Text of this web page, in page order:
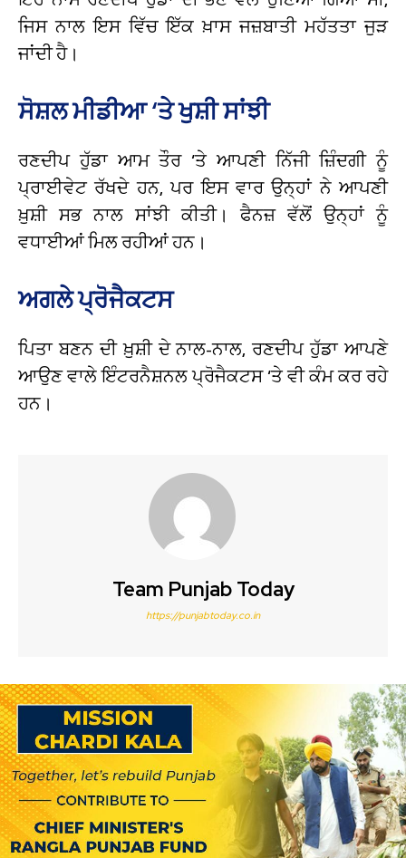
ਜਿਸ ਨਾਲ ਇਸ ਵਿੱਚ ਇੱਕ ਖ਼ਾਸ ਜਜ਼ਬਾਤੀ ਮਹੱਤਤਾ ਜੁੜ
ਜਾਂਦੀ ਹੈ।
ਸੋਸ਼ਲ ਮੀਡੀਆ ‘ਤੇ ਖੁਸ਼ੀ ਸਾਂਝੀ
ਰਣਦੀਪ ਹੁੱਡਾ ਆਮ ਤੌਰ ‘ਤੇ ਆਪਣੀ ਨਿੱਜੀ ਜ਼ਿੰਦਗੀ ਨੂੰ
ਪ੍ਰਾਈਵੇਟ ਰੱਖਦੇ ਹਨ, ਪਰ ਇਸ ਵਾਰ ਉਨ੍ਹਾਂ ਨੇ ਆਪਣੀ
ਖ਼ੁਸ਼ੀ ਸਭ ਨਾਲ ਸਾਂਝੀ ਕੀਤੀ। ਫੈਨਜ਼ ਵੱਲੋਂ ਉਨ੍ਹਾਂ ਨੂੰ
ਵਧਾਈਆਂ ਮਿਲ ਰਹੀਆਂ ਹਨ।
ਅਗਲੇ ਪ੍ਰੋਜੈਕਟਸ
ਪਿਤਾ ਬਣਨ ਦੀ ਖ਼ੁਸ਼ੀ ਦੇ ਨਾਲ-ਨਾਲ, ਰਣਦੀਪ ਹੁੱਡਾ ਆਪਣੇ
ਆਉਣ ਵਾਲੇ ਇੰਟਰਨੈਸ਼ਨਲ ਪ੍ਰੋਜੈਕਟਸ ‘ਤੇ ਵੀ ਕੰਮ ਕਰ ਰਹੇ
ਹਨ।
Team Punjab Today
https://punjabtoday.co.in